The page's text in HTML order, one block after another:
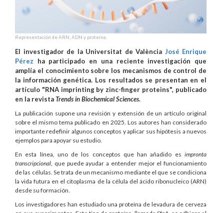
Representación de ARN, ADN y proteína.
El investigador de la Universitat de València José Enrique
Pérez ha participado en una reciente investigación que
amplía el conocimiento sobre los mecanismos de control de
la información genética. Los resultados se presentan en el
artículo "RNA imprinting by zinc-finger proteins", publicado
en la revistaTrends in Biochemical Sciences.
La publicación supone una revisión y extensión de un artículo original
sobre el mismo tema publicado en 2025. Los autores han considerado
importante redefinir algunos conceptos y aplicar sus hipótesis a nuevos
ejemplos para apoyar su estudio.
En esta línea, uno de los conceptos que han añadido es impronta
transcripcional , que puede ayudar a entender mejor el funcionamiento
de las células. Se trata de un mecanismo mediante el que se condiciona
la vida futura en el citoplasma de la célula del ácido ribonucleico (ARN)
desde su formación.
Los investigadores han estudiado una proteína de levadura de cerveza